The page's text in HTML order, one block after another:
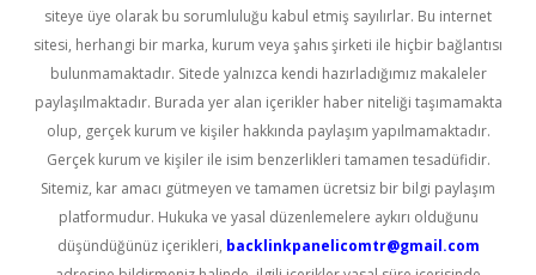
siteye üye olarak bu sorumluluğu kabul etmiş sayılırlar. Bu internet
sitesi, herhangi bir marka, kurum veya şahıs şirketi ile hiçbir bağlantısı
bulunmamaktadır. Sitede yalnızca kendi hazırladığımız makaleler
paylaşılmaktadır. Burada yer alan içerikler haber niteliği taşımamakta
olup, gerçek kurum ve kişiler hakkında paylaşım yapılmamaktadır.
Gerçek kurum ve kişiler ile isim benzerlikleri tamamen tesadüfidir.
Sitemiz, kar amacı gütmeyen ve tamamen ücretsiz bir bilgi paylaşım
platformudur. Hukuka ve yasal düzenlemelere aykırı olduğunu
düşündüğünüz içerikleri, backlinkpanelicomtr@gmail.com